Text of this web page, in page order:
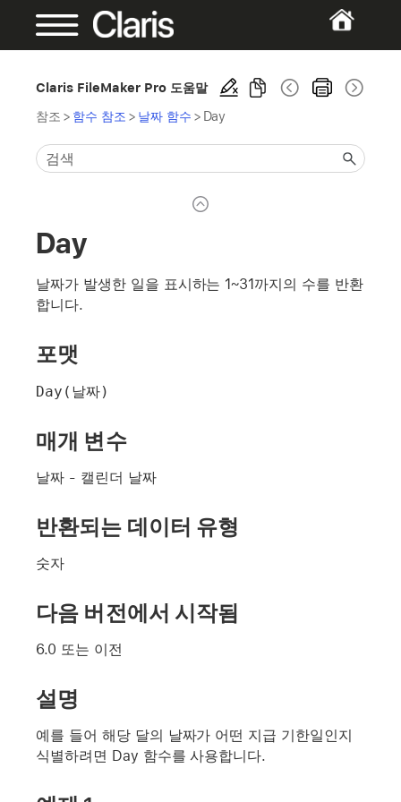
Claris FileMaker Pro 도움말
참조 > 함수 참조 > 날짜 함수 > Day
Day
날짜가 발생한 일을 표시하는 1~31까지의 수를 반환
합니다.
포맷
Day(날짜)
매개 변수
날짜- 캘린더 날짜
반환되는 데이터 유형
숫자
다음 버전에서 시작됨
6.0 또는 이전
설명
예를 들어 해당 달의 날짜가 어떤 지급 기한일인지
식별하려면 Day 함수를 사용합니다.